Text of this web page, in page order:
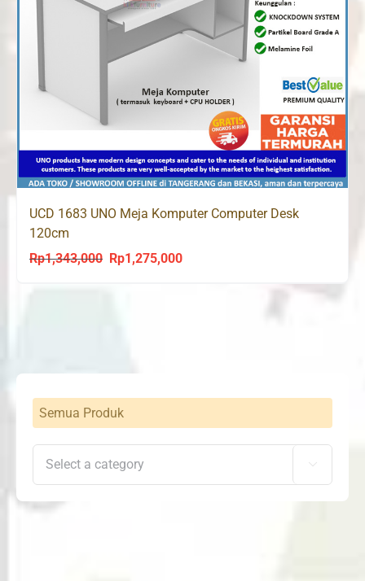
UCD 1683 UNO Meja Komputer Computer Desk
120cm
Rp1,343,000
Original
Rp1,275,000Current
Semua Produk
